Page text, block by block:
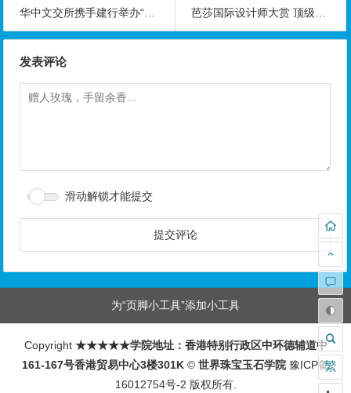
华中文交所携手建行举办“曌耀·原创设计师珠宝沙龙”
芭莎国际设计师大赏 顶级珠宝抢先看
发表评论
滑动解锁才能提交
为“页脚小工具”添加小工具
Copyright ★★★★★学院地址：香港特别行政区中环德辅道中
161-167号香港贸易中心3楼301K © 世界珠宝玉石学院 豫ICP备
16012754号-2 版权所有.
繁